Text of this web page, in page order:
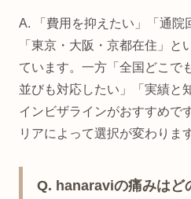
A. 「費用を抑えたい」「通院
「東京・大阪・京都在住」と
ています。一方「全国どこで
並びも対応したい」「実績と
インビザラインがおすすめで
リアによって選択が変わりま
Q. hanaraviの痛みはど